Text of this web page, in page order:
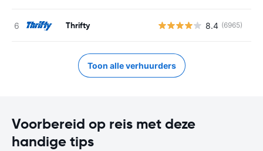
Thrifty 8.4 (6965)
Toon alle verhuurders
Voorbereid op reis met deze
handige tips